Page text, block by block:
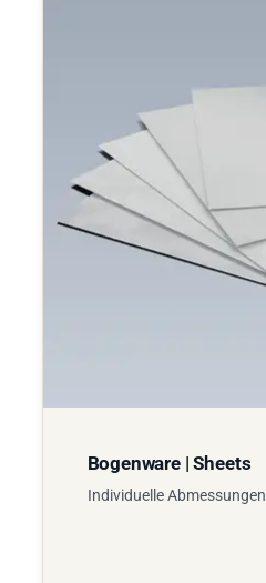
Bogenware | Sheets
Individuelle Abmessungen